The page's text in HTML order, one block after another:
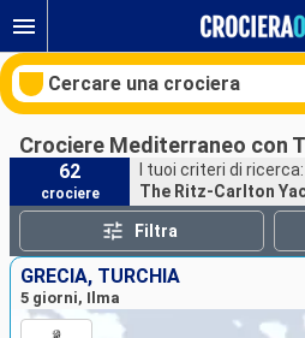
Cercare una crociera
Le nostre destinazioni
Mesi di partenza
Porti
Crociere Mediterraneo con
62
crociere
I tuoi criteri di ricerca:
Filtra
GRECIA, TURCHIA
5 giorni, Ilma